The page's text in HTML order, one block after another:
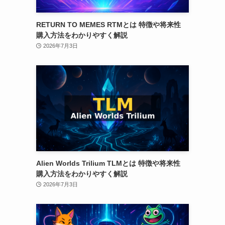
RETURN TO MEMES RTMとは 特徴や将来性
購入方法をわかりやすく解説
2026年7月3日
Alien Worlds Trilium TLMとは 特徴や将来性
購入方法をわかりやすく解説
2026年7月3日